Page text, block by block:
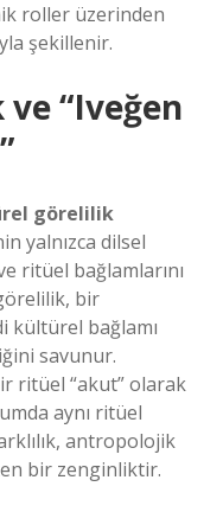
roller üzerinden
şekillenir.
“Iveğen
görelilik
yalnızca dilsel
ritüel bağlamlarını
bir
kültürel bağlamı
savunur.
ritüel “akut” olarak
aynı ritüel
antropolojik
bir zenginliktir.